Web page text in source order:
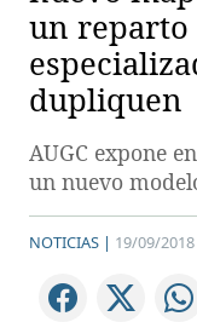
un reparto
dupliquen
AUGC expone
un nuevo
NOTICIAS | 19/09/2018